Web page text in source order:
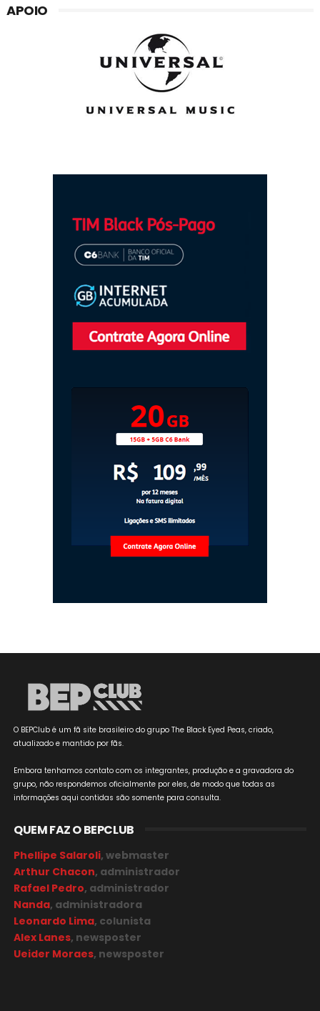
APOIO
O BEPClub é um fã site brasileiro do grupo The Black Eyed Peas, criado,
atualizado e mantido por fãs.
Embora tenhamos contato com os integrantes, produção e a gravadora do
grupo, não respondemos oficialmente por eles, de modo que todas as
informações aqui contidas são somente para consulta.
QUEM FAZ O BEPCLUB
Phellipe Salaroli, webmaster
Arthur Chacon, administrador
Rafael Pedro, administrador
Nanda, administradora
Leonardo Lima, colunista
Alex Lanes, newsposter
Ueider Moraes, newsposter